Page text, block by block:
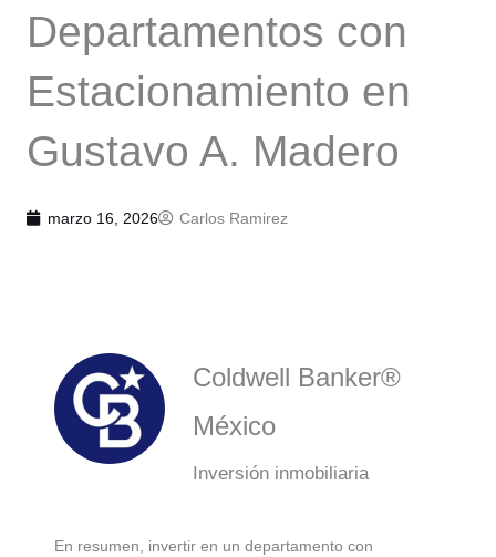
Departamentos con
Estacionamiento en
Gustavo A. Madero
marzo 16, 2026 Carlos Ramirez
Coldwell Banker®
México
Inversión inmobiliaria
En resumen, invertir en un departamento con